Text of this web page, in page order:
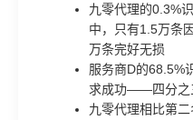
九零代理的0.3%
中，只有1.5万条
万条完好无损
服务商D的68.5%
求成功——四分之
九零代理相比第